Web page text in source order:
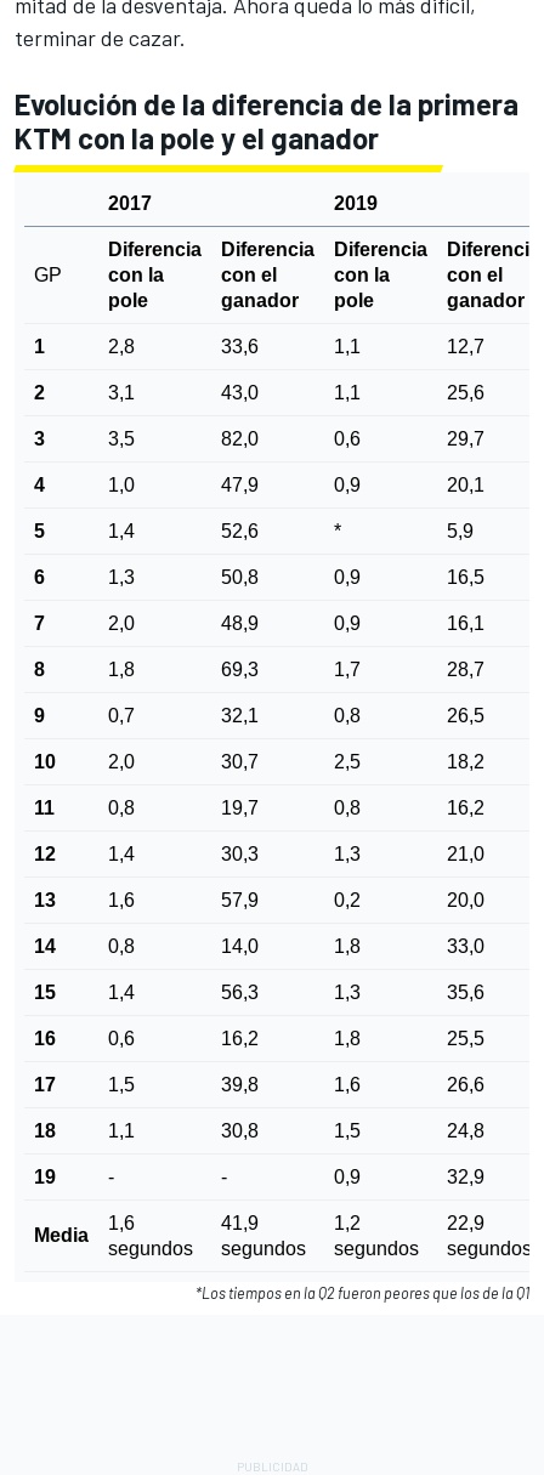
terminar de cazar.
Evolución de la diferencia de la primera
KTM con la pole y el ganador
2017 2019
GP
Diferencia
con la
pole
Diferencia
con el
ganador
Diferencia
con la
pole
Diferencia
con el
ganador
1 2,8 33,6 1,1 12,7
2 3,1 43,0 1,1 25,6
3 3,5 82,0 0,6 29,7
4 1,0 47,9 0,9 20,1
5 1,4 52,6 * 5,9
6 1,3 50,8 0,9 16,5
7 2,0 48,9 0,9 16,1
8 1,8 69,3 1,7 28,7
9 0,7 32,1 0,8 26,5
10 2,0 30,7 2,5 18,2
11 0,8 19,7 0,8 16,2
12 1,4 30,3 1,3 21,0
13 1,6 57,9 0,2 20,0
14 0,8 14,0 1,8 33,0
15 1,4 56,3 1,3 35,6
16 0,6 16,2 1,8 25,5
17 1,5 39,8 1,6 26,6
18 1,1 30,8 1,5 24,8
19 - - 0,9 32,9
Media
1,6
segundos
41,9
segundos
1,2
segundos
22,9
segundos
*Los tiempos en la Q2 fueron peores que los de la Q1